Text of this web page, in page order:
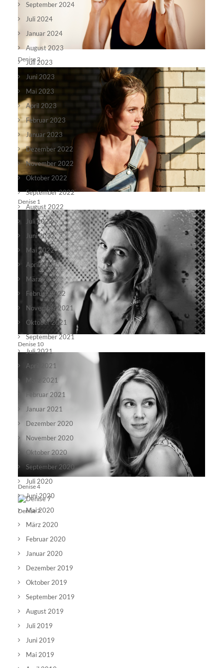
Denise 2
Denise 1
Denise 10
Denise 4
Denise 7
September 2024
Juli 2024
Januar 2024
August 2023
Juli 2023
Juni 2023
Mai 2023
April 2023
Februar 2023
Januar 2023
Dezember 2022
November 2022
Oktober 2022
September 2022
August 2022
Juli 2022
Juni 2022
Mai 2022
April 2022
März 2022
Februar 2022
November 2021
Oktober 2021
September 2021
Juli 2021
April 2021
März 2021
Februar 2021
Januar 2021
Dezember 2020
November 2020
Oktober 2020
September 2020
Juli 2020
Juni 2020
Mai 2020
März 2020
Februar 2020
Januar 2020
Dezember 2019
Oktober 2019
September 2019
August 2019
Juli 2019
Juni 2019
Mai 2019